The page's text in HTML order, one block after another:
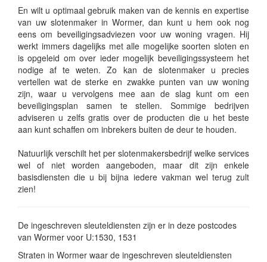
En wilt u optimaal gebruik maken van de kennis en expertise
van uw slotenmaker in Wormer, dan kunt u hem ook nog
eens om beveiligingsadviezen voor uw woning vragen. Hij
werkt immers dagelijks met alle mogelijke soorten sloten en
is opgeleid om over ieder mogelijk beveiligingssysteem het
nodige af te weten. Zo kan de slotenmaker u precies
vertellen wat de sterke en zwakke punten van uw woning
zijn, waar u vervolgens mee aan de slag kunt om een
beveiligingsplan samen te stellen. Sommige bedrijven
adviseren u zelfs gratis over de producten die u het beste
aan kunt schaffen om inbrekers buiten de deur te houden.
Natuurlijk verschilt het per slotenmakersbedrijf welke services
wel of niet worden aangeboden, maar dit zijn enkele
basisdiensten die u bij bijna iedere vakman wel terug zult
zien!
De ingeschreven sleuteldiensten zijn er in deze postcodes
van Wormer voor U:1530, 1531
Straten in Wormer waar de ingeschreven sleuteldiensten